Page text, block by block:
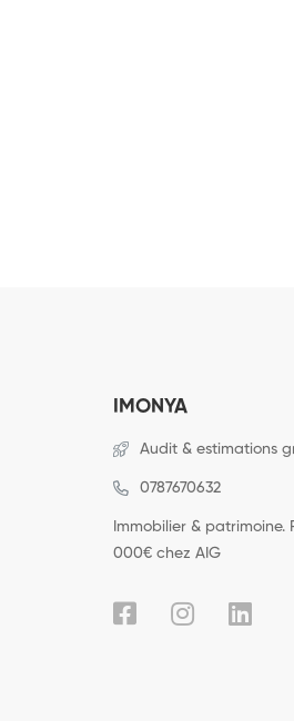
IMONYA
Audit & estimations
0787670632
Immobilier & patrimoine.
000€ chez AIG